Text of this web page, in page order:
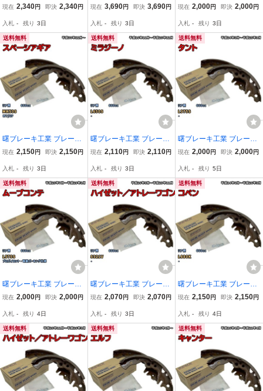
シュー リア側 スズキ ソ
ト NN5552H MA26S 平成
27年8月～令和2年11月
現在 2,340円 即決 2,340円
入札 - 残り 3日
シュー リア側 三菱 ミラ
平成24年8月～平成27年1
2月
現在 3,690円 即決 3,690円
入札 - 残り 3日
シュー リア側 トヨタ bB
年12月～平成28年8月
現在 2,000円 即決 2,000円
入札 - 残り 3日
送料無料
曙ブレーキ工業 ブレーキ
シュー リア側 スズキ ス
MK53S 平成30年12月～
現在 2,150円 即決 2,150円
入札 - 残り 3日
送料無料
曙ブレーキ工業 ブレーキ
シュー リア側 ダイハツ
50S 平成16年11月～平成
20年12月
現在 2,110円 即決 2,110円
入札 - 残り 3日
送料無料
曙ブレーキ工業 ブレーキ
シュー リア側 ダイハツ
平成24年5月～平成25年9
月
現在 2,000円 即決 2,000円
入札 - 残り 5日
送料無料
曙ブレーキ工業 ブレーキ
シュー リア側 ダイハツ
575S 平成25年7月～平成
29年3月
現在 2,000円 即決 2,000円
入札 - 残り 4日
送料無料
曙ブレーキ工業 ブレーキ
シュー リア側 ダイハツ
ゴン NN5026H S321V 平
成26年5月～平成29年11
月
現在 2,070円 即決 2,070円
入札 - 残り 3日
送料無料
曙ブレーキ工業 ブレーキ
シュー リア側 ダイハツ
平成14年6月～平成26年5
月
現在 2,150円 即決 2,150円
入札 - 残り 4日
送料無料 送料無料 送料無料